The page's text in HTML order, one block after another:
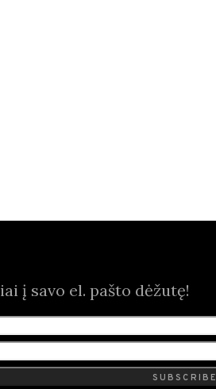
į savo el. pašto dėžutę!
SUBSCRIBE